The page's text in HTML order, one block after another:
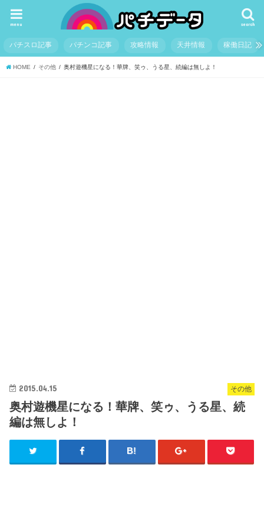
search
menu
パチスロ記事 パチンコ記事 攻略情報 天井情報 稼働日記
HOME その他 奥村遊機星になる！華牌、笑ゥ、うる星、続編は無しよ！
その他
2015.04.15
奥村遊機星になる！華牌、笑ゥ、うる星、続
編は無しよ！